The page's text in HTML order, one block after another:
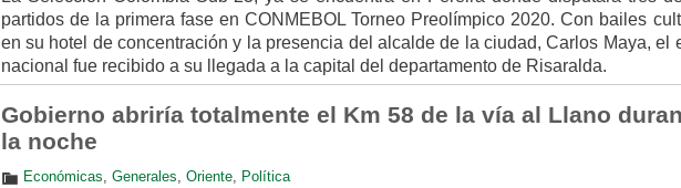
partidos de la primera fase en CONMEBOL Torneo Preolímpico 2020. Con bailes
en su hotel de concentración y la presencia del alcalde de la ciudad, Carlos Maya, el
nacional fue recibido a su llegada a la capital del departamento de Risaralda.
Gobierno abriría totalmente el Km 58 de la vía al Llano
la noche
Económicas Generales Oriente, Política